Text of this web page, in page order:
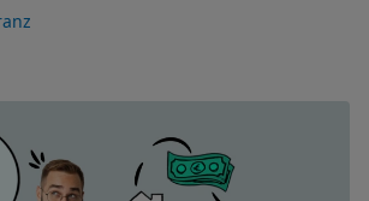
la clave para entender, si como
tributar este impuesto.